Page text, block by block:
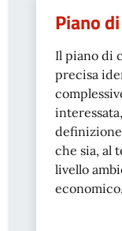
Piano
Il piano di
precisa
che sia, al
livello
economico.